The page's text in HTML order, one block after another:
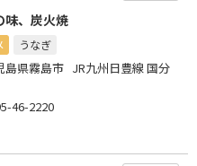
味、炭火焼
うなぎ
島県霧島市 JR九州日豊線 国分
46-2220